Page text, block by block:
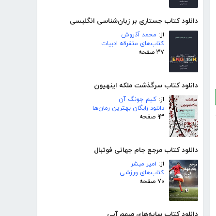
دانلود کتاب جستاری بر زبان‌شناسی انگلیسی
از: محمد آذروش
کتاب‌های متفرقه ادبیات
۳۷ صفحه
دانلود کتاب سرگذشت ملکه اینهیون
از: کیم جونگ آن
دانلود رایگان بهترین رمان‌ها
۹۳ صفحه
دانلود کتاب مرجع جام جهانی فوتبال
از: امیر مبشر
کتاب‌های ورزشی
۷۰ صفحه